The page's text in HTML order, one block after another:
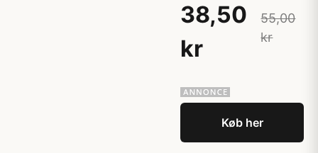
38,50
kr
55,00
kr
Køb her